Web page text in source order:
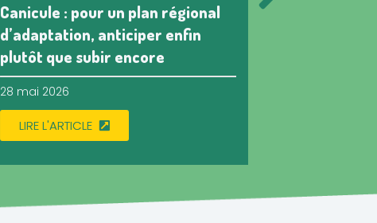
Canicule : pour un plan régional
d’adaptation, anticiper enfin
plutôt que subir encore
28 mai 2026
LIRE L'ARTICLE